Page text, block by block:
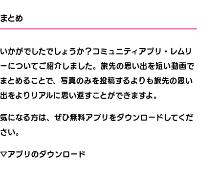
まとめ
いかがでしたでしょうか？コミュニティアプリ・レムリ
ーについてご紹介しました。旅先の思い出を短い動画で
まとめることで、写真のみを投稿するよりも旅先の思い
出をよりリアルに思い返すことができますよ。
気になる方は、ぜひ無料アプリをダウンロードしてくだ
さい。
▽アプリのダウンロード